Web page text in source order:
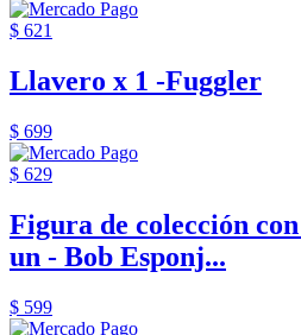
$ 621
Llavero x 1 -Fuggler
$ 699
$ 629
Figura de colección
un - Bob Esponj...
$ 599